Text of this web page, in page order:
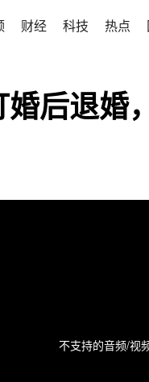
财经 科技 热点
后退婚
不支持的音频/视